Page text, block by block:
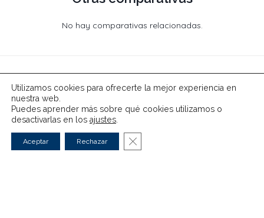
No hay comparativas relacionadas.
Utilizamos cookies para ofrecerte la mejor experiencia en
nuestra web.
Puedes aprender más sobre qué cookies utilizamos o
desactivarlas en los ajustes
Aceptar Rechazar Cerrar el banner de cookies